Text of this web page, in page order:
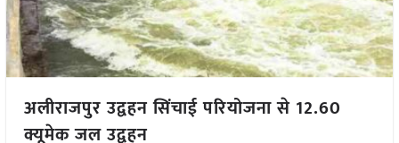
अलीराजपुर उद्वहन सिंचाई परियोजना से 12.60
क्यूमेक जल उद्वहन